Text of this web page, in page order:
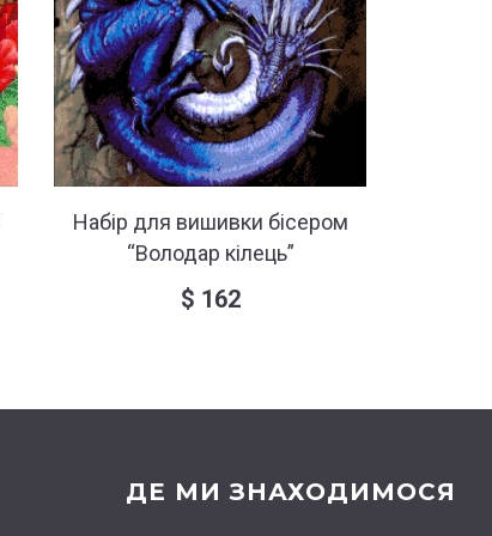
Набір для вишивки бісером
“Володар кілець”
$ 162
ДЕ МИ ЗНАХОДИМОСЯ